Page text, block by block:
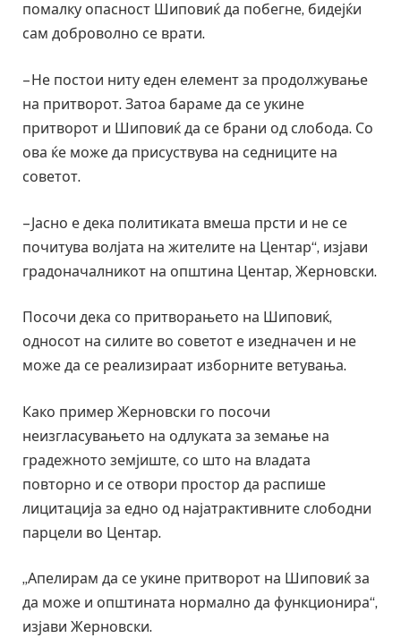
помалку опасност Шиповиќ да побегне, бидејќи
сам доброволно се врати.
– Не постои ниту еден елемент за продолжување
на притворот. Затоа бараме да се укине
притворот и Шиповиќ да се брани од слобода. Со
ова ќе може да присуствува на седниците на
советот.
– Јасно е дека политиката вмеша прсти и не се
почитува волјата на жителите на Центар“, изјави
градоначалникот на општина Центар, Жерновски.
Посочи дека со притворањето на Шиповиќ,
односот на силите во советот е изедначен и не
може да се реализираат изборните ветувања.
Како пример Жерновски го посочи
неизгласувањето на одлуката за земање на
градежното земјиште, со што на владата
повторно и се отвори простор да распише
лицитација за едно од најатрактивните слободни
парцели во Центар.
„Апелирам да се укине притворот на Шиповиќ за
да може и општината нормално да функционира“,
изјави Жерновски.